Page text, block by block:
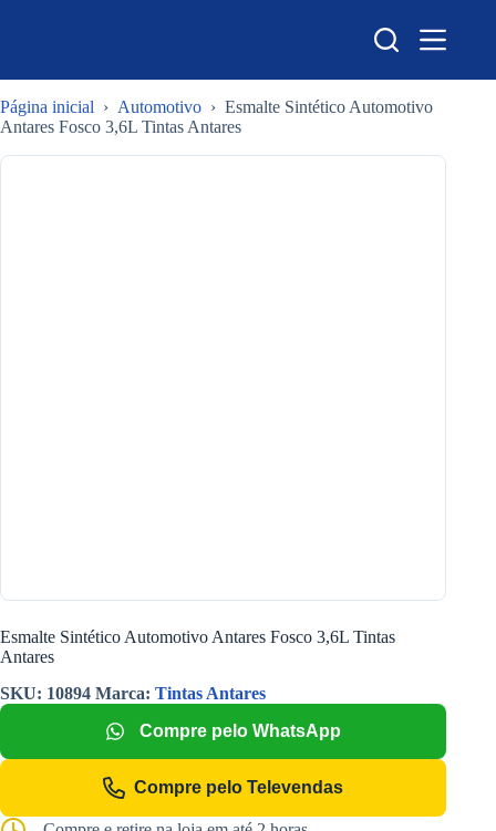
Página inicial › Automotivo › Esmalte Sintético Automotivo
Antares Fosco 3,6L Tintas Antares
Esmalte Sintético Automotivo Antares Fosco 3,6L Tintas
Antares
SKU: 10894 Marca: Tintas Antares
Compre pelo WhatsApp
Compre pelo Televendas